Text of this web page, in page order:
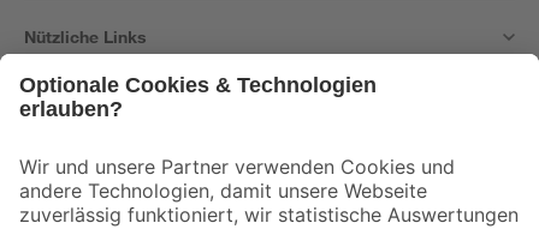
Nützliche Links
Der toom Newsletter: Keine Angebote und Aktionen mehr verpassen!
Zur Newsletter Anmeldung